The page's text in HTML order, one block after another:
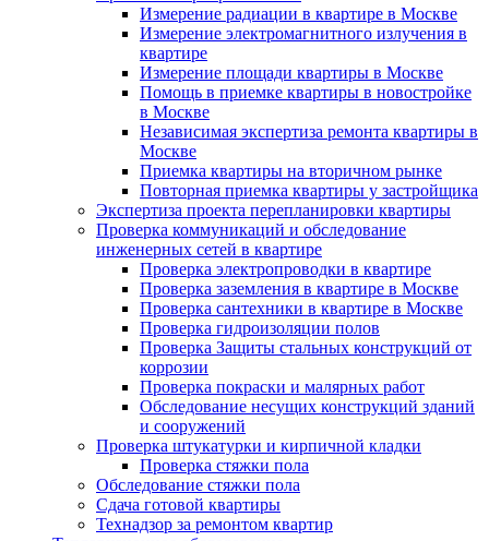
Измерение радиации в квартире в Москве
Измерение электромагнитного излучения в
квартире
Измерение площади квартиры в Москве
Помощь в приемке квартиры в новостройке
в Москве
Независимая экспертиза ремонта квартиры в
Москве
Приемка квартиры на вторичном рынке
Повторная приемка квартиры у застройщика
Экспертиза проекта перепланировки квартиры
Проверка коммуникаций и обследование
инженерных сетей в квартире
Проверка электропроводки в квартире
Проверка заземления в квартире в Москве
Проверка сантехники в квартире в Москве
Проверка гидроизоляции полов
Проверка Защиты стальных конструкций от
коррозии
Проверка покраски и малярных работ
Обследование несущих конструкций зданий
и сооружений
Проверка штукатурки и кирпичной кладки
Проверка стяжки пола
Обследование стяжки пола
Сдача готовой квартиры
Технадзор за ремонтом квартир